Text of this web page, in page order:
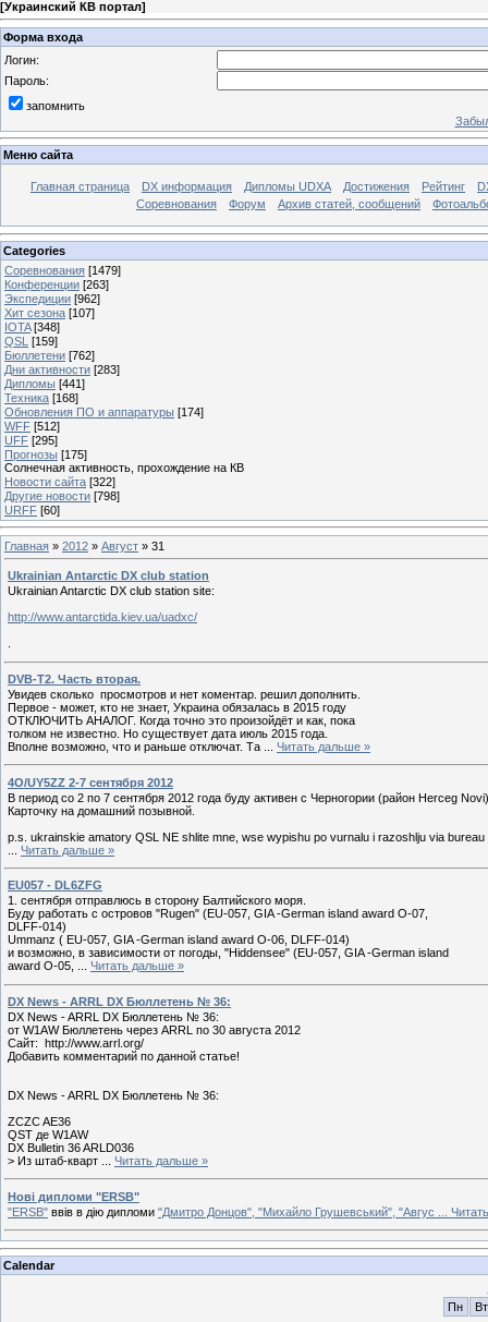
[Украинский КВ портал]
Форма входа
Логин:
Пароль:
запомнить
Меню сайта
Главная страница DX информация Дипломы UDXA Достижения Рейтинг
Соревнования
Форум Архив статей, сообщений
Categories
Соревнования [1479]
Конференции [263]
Экспедиции [962]
Хит сезона [107]
IOTA [348]
QSL [159]
Бюллетени [762]
Дни активности [283]
Дипломы [441]
Техника [168]
Обновления ПО и аппаратуры [174]
WFF [512]
UFF [295]
Прогнозы [175]
Солнечная активность, прохождение на КВ
Новости сайта [322]
Другие новости [798]
URFF [60]
Главная » 2012 » Август » 31
Ukrainian Antarctic DX club station
Ukrainian Antarctic DX club station site:
http://www.antarctida.kiev.ua/uadxc/
DVB-T2. Часть вторая.
Увидев сколько просмотров и нет коментар. решил дополнить.
Первое - может, кто не знает, Украина обязалась в 2015 году
ОТКЛЮЧИТЬ АНАЛОГ. Когда точно это произойдёт и как, пока
толком не известно. Но существует дата июль 2015 года.
Вполне возможно, что и раньше отключат. Та
Читать дальше »
4O/UY5ZZ 2-7 сентября 2012
В период со 2 по 7 сентября 2012 года буду активен с Черногории (район Herceg
Карточку на домашний позывной.
p.s. ukrainskie amatory QSL NE shlite mne, wse wypishu po vurnalu i razoshlju via bureau
Читать дальше »
EU057 - DL6ZFG
1. сентября отправлюсь в сторону Балтийского моря.
Буду работать с островов "Rugen" (EU-057, GIA -German island award O-07,
DLFF-014)
Ummanz ( EU-057, GIA -German island award O-06, DLFF-014)
и возможно, в зависимости от погоды, "Hiddensee" (EU-057, GIA -German island
award O-05,
Читать дальше »
DX News - ARRL DX Бюллетень № 36:
DX News - ARRL DX Бюллетень № 36:
от W1AW Бюллетень через ARRL по 30 августа 2012
Сайт: http://www.arrl.org/
Добавить комментарий по данной статье!
DX News - ARRL DX Бюллетень № 36:
ZCZC AE36
QST де W1AW
DX Bulletin 36 ARLD036
> Из штаб-кварт
Читать дальше »
Нові дипломи "ERSB"
"ERSB" ввів в дію дипломи "Дмитро Донцов", "Михайло Грушевський", "Авгус
Calendar
Пн
Вт